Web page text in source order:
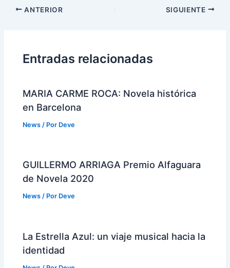
Navegación
ANTERIOR SIGUIENTE
Entradas relacionadas
MARIA CARME ROCA: Novela histórica
en Barcelona
News / Por Deve
GUILLERMO ARRIAGA Premio Alfaguara
de Novela 2020
News / Por Deve
La Estrella Azul: un viaje musical hacia la
identidad